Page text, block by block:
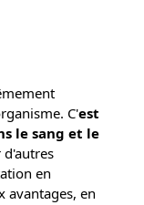
C'est
le sang et le
d'autres
en
avantages, en